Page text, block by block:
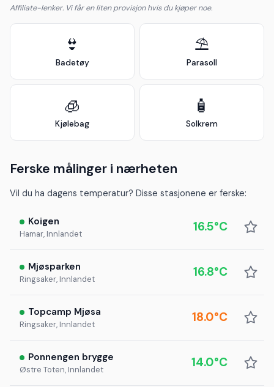
Affiliate-lenker. Vi får en liten provisjon hvis du kjøper noe.
👙
Badetøy
⛱️
Parasoll
🧊
Kjølebag
🧴
Solkrem
Ferske målinger i nærheten
Vil du ha dagens temperatur? Disse stasjonene er ferske:
Koigen
Hamar, Innlandet 16.5°C
Mjøsparken
Ringsaker, Innlandet 16.8°C
Topcamp Mjøsa
Ringsaker, Innlandet 18.0°C
Ponnengen brygge
Østre Toten, Innlandet 14.0°C